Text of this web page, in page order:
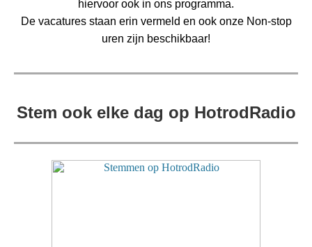
hiervoor ook in ons programma.
De vacatures staan erin vermeld en ook onze Non-stop
uren zijn beschikbaar!
Stem ook elke dag op HotrodRadio